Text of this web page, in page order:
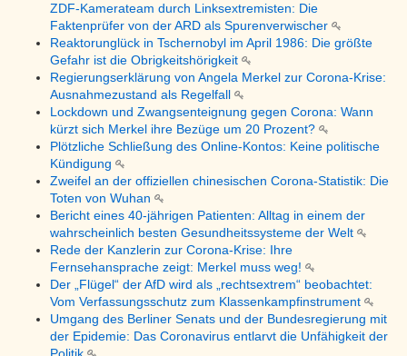
ZDF-Kamerateam durch Linksextremisten: Die
Faktenprüfer von der ARD als Spurenverwischer
Reaktorunglück in Tschernobyl im April 1986: Die größte
Gefahr ist die Obrigkeitshörigkeit
Regierungserklärung von Angela Merkel zur Corona-Krise:
Ausnahmezustand als Regelfall
Lockdown und Zwangsenteignung gegen Corona: Wann
kürzt sich Merkel ihre Bezüge um 20 Prozent?
Plötzliche Schließung des Online-Kontos: Keine politische
Kündigung
Zweifel an der offiziellen chinesischen Corona-Statistik: Die
Toten von Wuhan
Bericht eines 40-jährigen Patienten: Alltag in einem der
wahrscheinlich besten Gesundheitssysteme der Welt
Rede der Kanzlerin zur Corona-Krise: Ihre
Fernsehansprache zeigt: Merkel muss weg!
Der „Flügel“ der AfD wird als „rechtsextrem“ beobachtet:
Vom Verfassungsschutz zum Klassenkampfinstrument
Umgang des Berliner Senats und der Bundesregierung mit
der Epidemie: Das Coronavirus entlarvt die Unfähigkeit der